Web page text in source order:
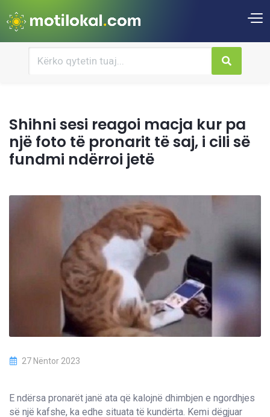
Shihni sesi reagoi macja kur pa
një foto të pronarit të saj, i cili së
fundmi ndërroi jetë
27 Nëntor 2023
E ndërsa pronarët janë ata që kalojnë dhimbjen e ngordhjes
së një kafshe, ka edhe situata të kundërta. Kemi dëgjuar